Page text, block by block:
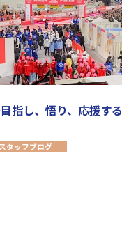
指し、悟り、応援する
スタッフブログ